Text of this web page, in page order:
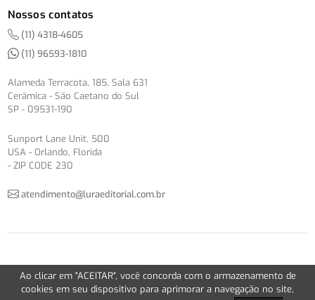
Nossos contatos
(11) 4318-4605
(11) 96593-1810
Alameda Terracota, 185, Sala 631
Cerâmica - São Caetano do Sul
SP - 09531-190
Sunport Lane Unit, 500
USA - Orlando, Florida
- ZIP CODE 230
atendimento@luraeditorial.com.br
© Copyright 2012-2026 -Política de Privacidade
Version 2.5.1
Ao clicar em "ACEITAR", você concorda com o armazenamento de
cookies em seu dispositivo para aprimorar a navegação no site,